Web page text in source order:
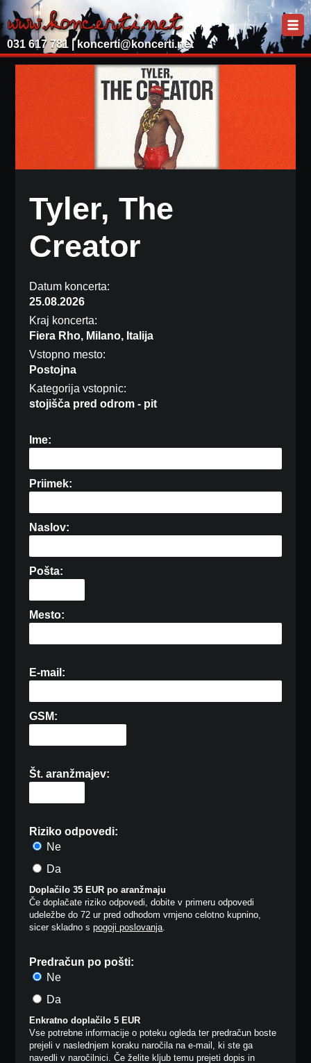
031 617 781 | koncerti@koncerti.net
Tyler, The
Creator
Datum koncerta:
25.08.2026
Kraj koncerta:
Fiera Rho, Milano, Italija
Vstopno mesto:
Postojna
Kategorija vstopnic:
stojišča pred odrom - pit
Ime:
Priimek:
Naslov:
Pošta:
Mesto:
E-mail:
GSM:
Št. aranžmajev:
Riziko odpovedi:
Ne
Da
Doplačilo 35 EUR po aranžmaju
Če doplačate riziko odpovedi, dobite v primeru odpovedi
udeležbe do 72 ur pred odhodom vrnjeno celotno kupnino,
sicer skladno spogoji poslovanja.
Predračun po pošti:
Ne
Da
Enkratno doplačilo 5 EUR
Vse potrebne informacije o poteku ogleda ter predračun boste
prejeli v naslednjem koraku naročila na e-mail, ki ste ga
navedli v naročilnici. Če želite kljub temu prejeti dopis in